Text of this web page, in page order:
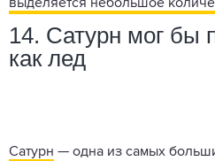
выделяется небольшое
14. Сатурн мог бы
как лед
Сатурн — одна из самых